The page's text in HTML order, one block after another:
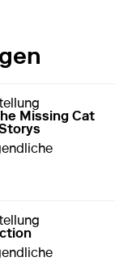
Missing Cat